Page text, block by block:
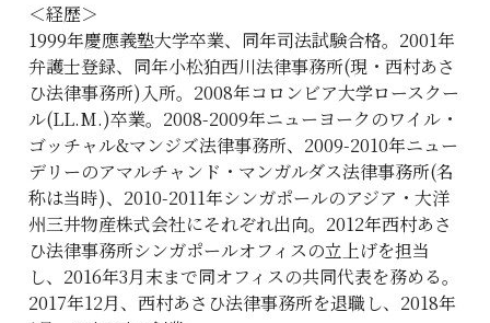
＜経歴＞
1999年慶應義塾大学卒業、同年司法試験合格。2001年
弁護士登録、同年小松狛西川法律事務所(現・西村あさ
ひ法律事務所)入所。2008年コロンビア大学ロースクー
ル(LL.M.)卒業。2008-2009年ニューヨークのワイル・
ゴッチャル&マンジズ法律事務所、2009-2010年ニュー
デリーのアマルチャンド・マンガルダス法律事務所(名
称は当時)、2010-2011年シンガポールのアジア・大洋
州三井物産株式会社にそれぞれ出向。2012年西村あさ
ひ法律事務所シンガポールオフィスの立上げを担当
し、2016年3月末まで同オフィスの共同代表を務める。
2017年12月、西村あさひ法律事務所を退職し、2018年